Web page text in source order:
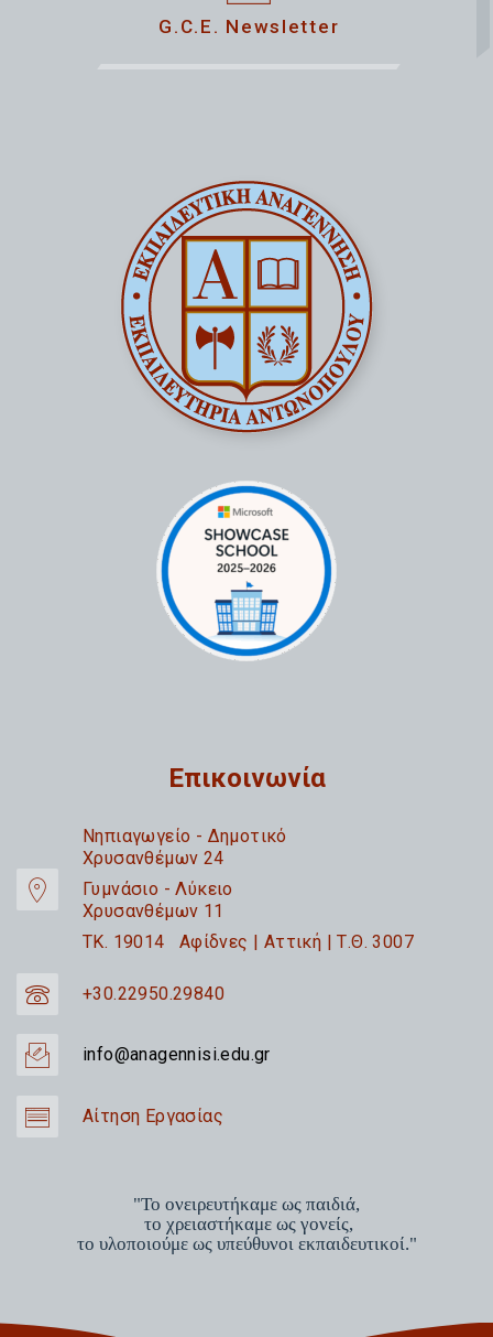
G.C.E. Newsletter
Επικοινωνία
Nηπιαγωγείο - Δημοτικό
Χρυσανθέμων 24
Γυμνάσιο - Λύκειο
Χρυσανθέμων 11
TK. 19014 Αφίδνες | Αττική | Τ.Θ. 3007
+30.22950.29840
info@anagennisi.edu.gr
Αίτηση Εργασίας
"Το ονειρευτήκαμε ως παιδιά,
το χρειαστήκαμε ως γονείς,
το υλοποιούμε ως υπεύθυνοι εκπαιδευτικοί."